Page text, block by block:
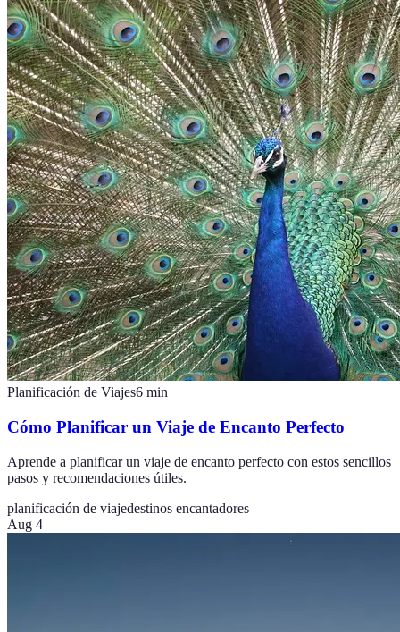
Planificación de Viajes6 min
Cómo Planificar un Viaje de Encanto Perfecto
Aprende a planificar un viaje de encanto perfecto con estos sencillos
pasos y recomendaciones útiles.
planificación de viajedestinos encantadores
Aug 4